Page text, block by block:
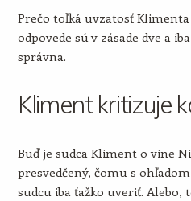
Prečo toľká uvzatosť
odpovede sú v zásade dve a
správna.
Kliment kritizuje
Buď je sudca Kliment o vine
presvedčený, čomu s
sudcu iba ťažko uveriť. Alebo,